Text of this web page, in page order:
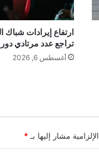
ارتفاع إيرادات شباك
تراجع عدد مرتادي دور
أغسطس 6, 2026
مشار إليها بـ *